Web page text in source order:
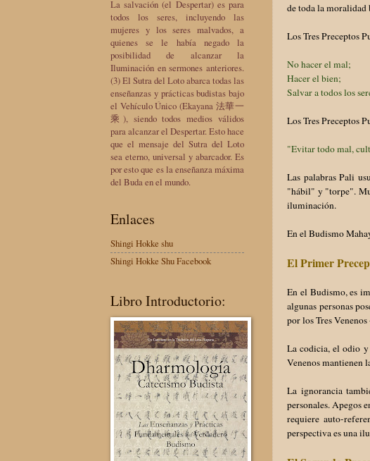
de toda la moralidad
Los Tres Preceptos
No hacer el mal;
Hacer el bien;
Salvar a todos los
Los Tres Preceptos
"Evitar todo mal,
Las palabras Pali
"hábil" y "torpe".
iluminación.
En el Budismo
El Primer
En el Budismo, es
algunas personas
por los Tres
La codicia, el odio y
Venenos mantienen
La ignorancia
personales. Apegos
requiere auto-
perspectiva es una
La salvación (el Despertar) es para
todos los seres, incluyendo las
mujeres y los seres malvados, a
quienes se le había negado la
posibilidad de alcanzar la
Iluminación en sermones anteriores.
(3) El Sutra del Loto abarca todas las
enseñanzas y prácticas budistas bajo
el Vehículo Único (Ekayana 法華一
乘), siendo todos medios válidos
para alcanzar el Despertar. Esto hace
que el mensaje del Sutra del Loto
sea eterno, universal y abarcador. Es
por esto que es la enseñanza máxima
del Buda en el mundo.
Enlaces
Shingi Hokke shu
Shingi Hokke Shu Facebook
Libro Introductorio: